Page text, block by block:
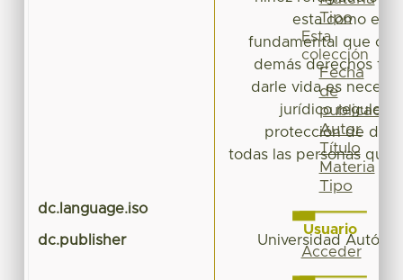
esta como el
fundamental que
demás derechos
darle vida es
jurídico regule
protección de
todas las personas que
dc.language.iso
dc.publisher Universidad
Tipo
Esta
colección
Fecha
de
publicación
Autor
Título
Materia
Tipo
Usuario
Acceder